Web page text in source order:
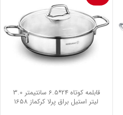
قابلمه کوتاه 24*6.5 سانتیمتر 3.0
لیتر استیل براق پرلا کرکماز 1658